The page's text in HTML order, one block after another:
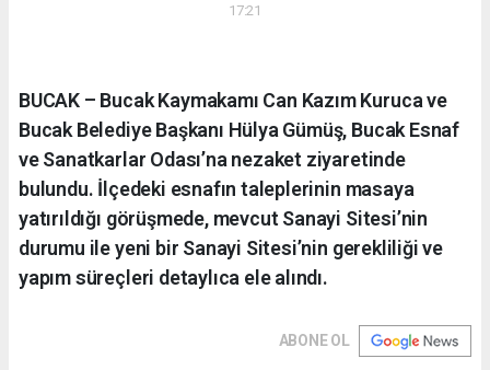
17:21
BUCAK – Bucak Kaymakamı Can Kazım Kuruca ve
Bucak Belediye Başkanı Hülya Gümüş, Bucak Esnaf
ve Sanatkarlar Odası’na nezaket ziyaretinde
bulundu. İlçedeki esnafın taleplerinin masaya
yatırıldığı görüşmede, mevcut Sanayi Sitesi’nin
durumu ile yeni bir Sanayi Sitesi’nin gerekliliği ve
yapım süreçleri detaylıca ele alındı.
ABONE OL